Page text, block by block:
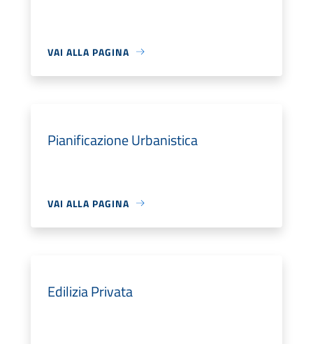
VAI ALLA PAGINA
Pianificazione Urbanistica
VAI ALLA PAGINA
Edilizia Privata